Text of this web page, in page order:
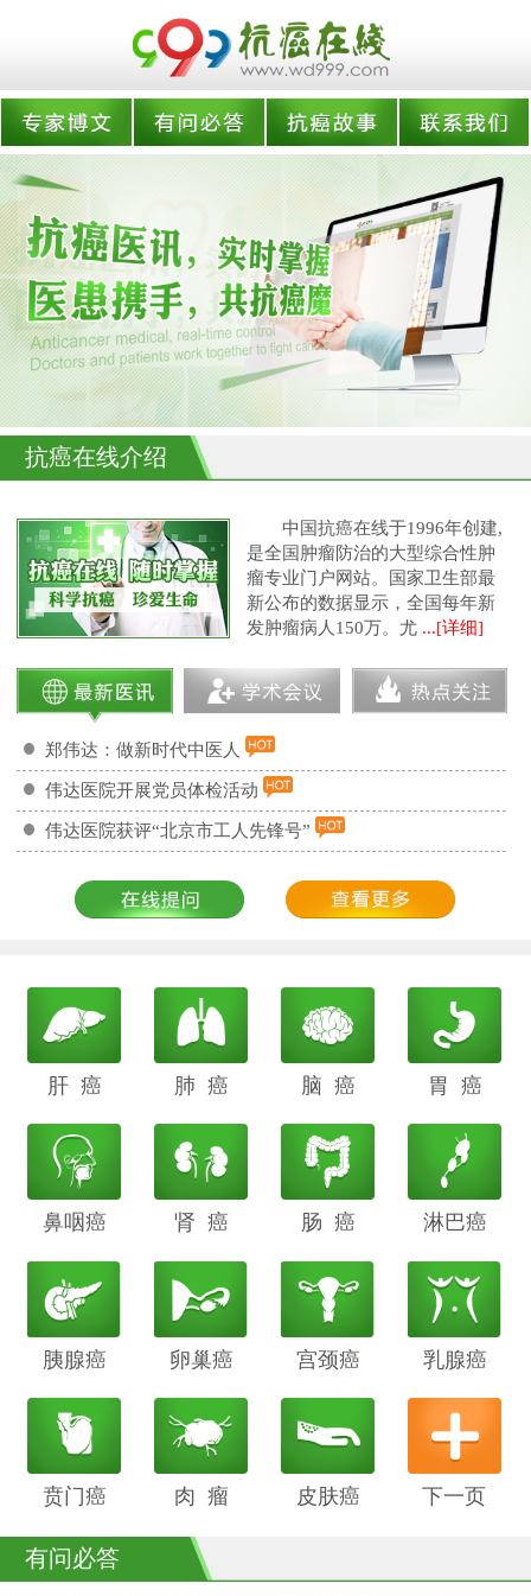
抗癌在线介绍
中国抗癌在线于1996年创建,
是全国肿瘤防治的大型综合性肿
瘤专业门户网站。国家卫生部最
新公布的数据显示，全国每年新
发肿瘤病人150万。尤 ...[详细]
郑伟达：做新时代中医人
伟达医院开展党员体检活动
伟达医院获评“北京市工人先锋号”
下一页
肝 癌 阴道癌肺 癌 甲状腺癌
脑 癌 前列腺癌
胃 癌
鼻咽癌 胆管癌肾 癌
子宫内膜
癌
肠 癌 膀胱癌
淋巴癌
胰腺癌 鳞癌
卵巢癌 骨癌
宫颈癌 喉癌
乳腺癌
贲门癌 阴茎癌肉 瘤 白血病皮肤癌
有问必答